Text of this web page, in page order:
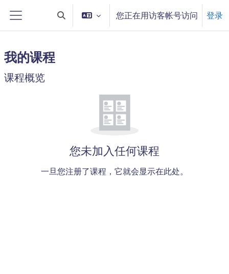
停靠面板切换搜索输入 您正在用访客帐号访问 登录
我的课程
主内容块
跳过 课程概览
课程概览
您未加入任何课程
一旦您注册了课程，它就会显示在此处。